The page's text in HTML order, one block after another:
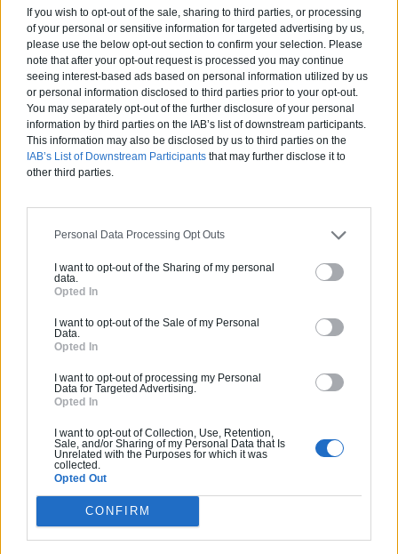
If you wish to opt-out of the sale, sharing to third parties, or processing
of your personal or sensitive information for targeted advertising by us,
please use the below opt-out section to confirm your selection. Please
note that after your opt-out request is processed you may continue
seeing interest-based ads based on personal information utilized by us
or personal information disclosed to third parties prior to your opt-out.
You may separately opt-out of the further disclosure of your personal
information by third parties on the IAB’s list of downstream participants.
This information may also be disclosed by us to third parties on the
IAB’s List of Downstream Participants that may further disclose it to
other third parties.
Personal Data Processing Opt Outs
I want to opt-out of the Sharing of my personal
data.
Opted In
I want to opt-out of the Sale of my Personal
Data.
Opted In
I want to opt-out of processing my Personal
Data for Targeted Advertising.
Opted In
I want to opt-out of Collection, Use, Retention,
Sale, and/or Sharing of my Personal Data that Is
Unrelated with the Purposes for which it was
collected.
Opted Out
CONFIRM
Cuisine
Comment éliminer une mauvaise odeur de
canalisation ?
Tout le monde peut-être confronté à des mauvaises
odeurs provenant des canalisations de la salle de
bain ou de la cuisine. Heureusement, il existe des
solutions pour supprimer ces odeurs et des astuces
pour éviter qu’elles réapparaissent.